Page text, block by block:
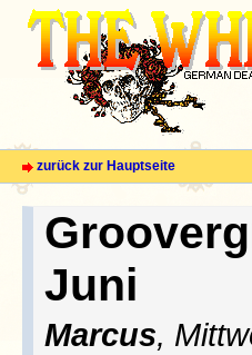
zurück zur Hauptseite
Juni
Marcus,